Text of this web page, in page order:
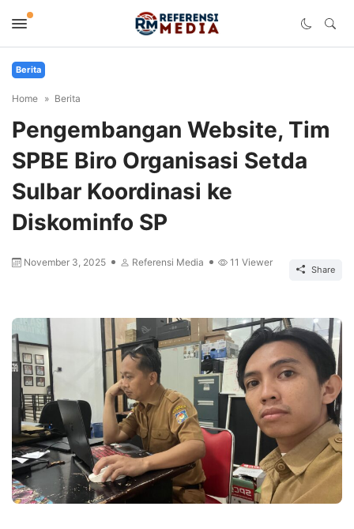
Berita
Home Berita
Pengembangan Website, Tim
SPBE Biro Organisasi Setda
Sulbar Koordinasi ke
Diskominfo SP
November 3, 2025 Referensi Media 11 Viewer
Share